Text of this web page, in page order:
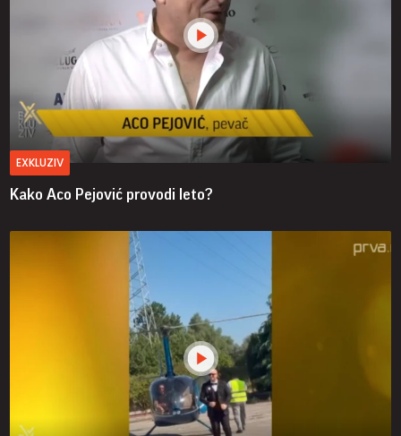
EXKLUZIV
Kako Aco Pejović provodi leto?